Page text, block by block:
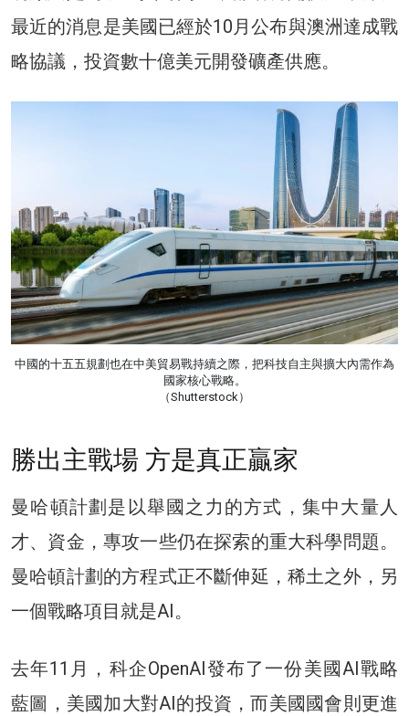
最近的消息是美國已經於10月公布與澳洲達成戰
略協議，投資數十億美元開發礦產供應。
中國的十五五規劃也在中美貿易戰持續之際，把科技自主與擴大內需作為
國家核心戰略。
（Shutterstock）
勝出主戰場 方是真正贏家
曼哈頓計劃是以舉國之力的方式，集中大量人
才、資金，專攻一些仍在探索的重大科學問題。
曼哈頓計劃的方程式正不斷伸延，稀土之外，另
一個戰略項目就是AI。
去年11月，科企OpenAI發布了一份美國AI戰略
藍圖，美國加大對AI的投資，而美國國會則更進